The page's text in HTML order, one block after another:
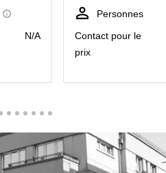
N/A
Personnes
Contact pour le
prix